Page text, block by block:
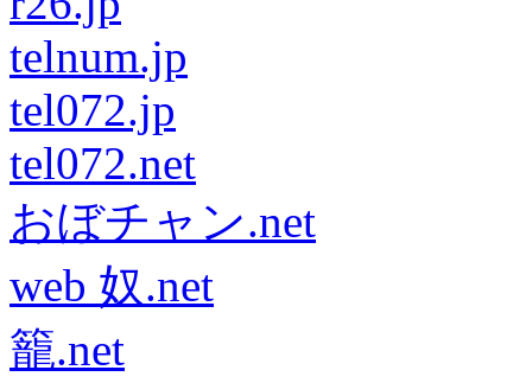
telnum.jp
tel072.jp
tel072.net
おぼチャン.net
web 奴.net
籠.net